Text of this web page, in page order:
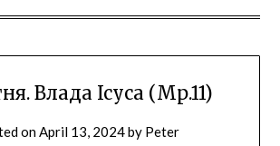
Влада Ісуса (Мр.11)
onApril 13, 2024by Peter